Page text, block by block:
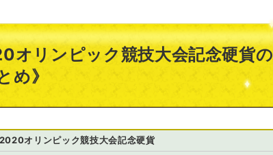
オリンピック競技大会記念硬貨の
め》
オリンピック競技大会記念硬貨